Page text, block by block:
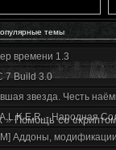
темы
и сюжет | Разбор
времени 1.3
7 Build 3.0
звезда. Честь
- Народная
Аддоны,
» Помощь со